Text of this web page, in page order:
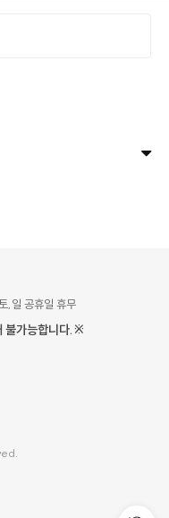
,일 공휴일 휴무
불가능합니다.※